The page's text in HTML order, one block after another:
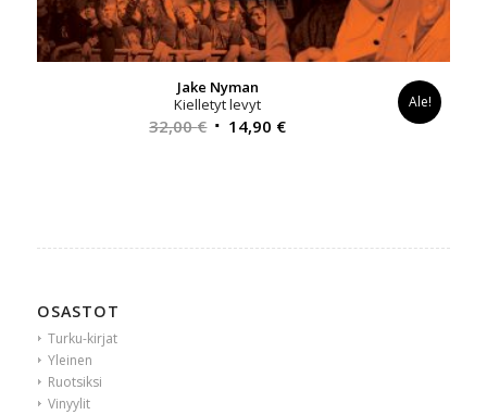
Jake Nyman
Kielletyt levyt
32,00€ Alkuperäinen
14,90 €Nykyinen
Ale!
OSASTOT
Turku-kirjat
Yleinen
Ruotsiksi
Vinyylit